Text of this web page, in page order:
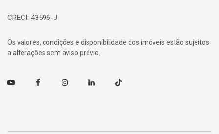
CRECI: 43596-J
Os valores, condições e disponibilidade dos imóveis estão sujeitos
a alterações sem aviso prévio.
Youtube FacebookInstagramLinkedin TikTok